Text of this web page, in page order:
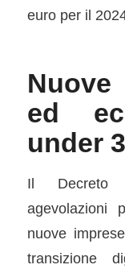
euro per il
Nuove
ed
under
Il Decreto
agevolazioni
nuove
transizione